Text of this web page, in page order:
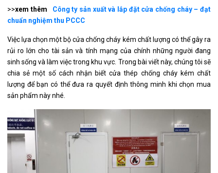
>>xem thêm
Công ty sản xuất và lắp đặt cửa chống cháy – đạt
chuẩn nghiệm thu PCCC
Việc lựa chọn một bộ cửa chống cháy kém chất lượng có thể gây ra
rủi ro lớn cho tài sản và tính mạng của chính những người đang
sinh sống và làm việc trong khu vực. Trong bài viết này, chúng tôi sẽ
chia sẻ một số cách nhận biết cửa thép chống cháy kém chất
lượng để bạn có thể đưa ra quyết định thông minh khi chọn mua
sản phẩm này nhé.